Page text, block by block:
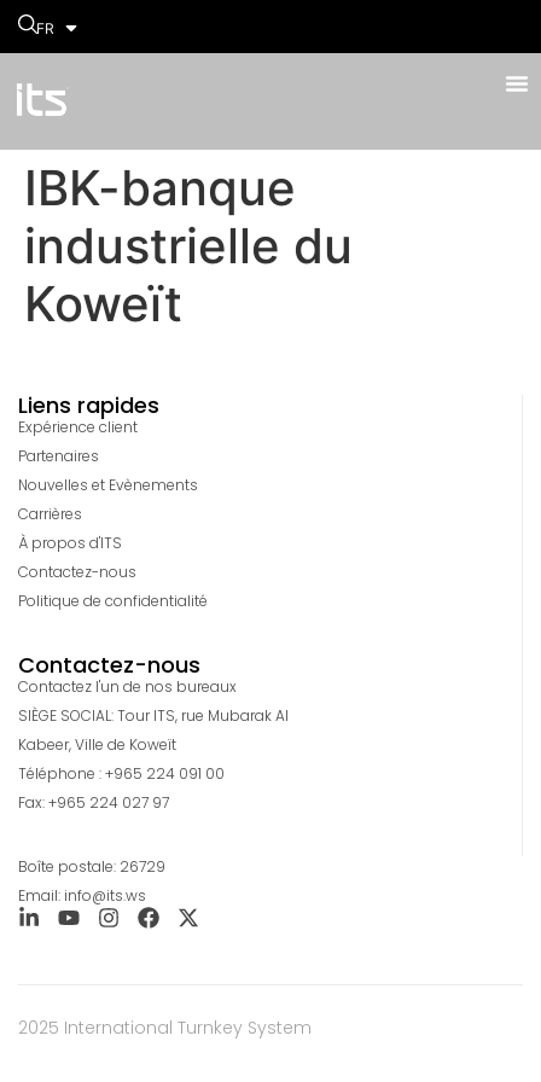
FR
IBK-banque
industrielle du
Koweït
Liens rapides
Expérience client
Partenaires
Nouvelles et Evènements
Carrières
À propos d'ITS
Contactez-nous
Politique de confidentialité
Contactez-nous
Contactez l'un de nos bureaux
SIÈGE SOCIAL: Tour ITS, rue Mubarak Al
Kabeer, Ville de Koweït
Téléphone : +965 224 091 00
Fax: +965 224 027 97
Boîte postale: 26729
Email: info@its.ws
2025 International Turnkey System